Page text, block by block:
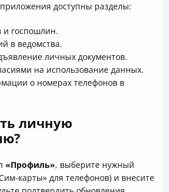
доступны разделы:
госпошлин.
в ведомства.
личных документов.
на использование данных.
о номерах телефонов в
личную
«Профиль», выберите нужный
карты» для телефонов) и внесите